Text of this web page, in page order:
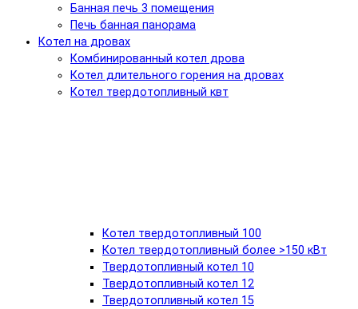
Банная печь 3 помещения
Печь банная панорама
Котел на дровах
Комбинированный котел дрова
Котел длительного горения на дровах
Котел твердотопливный квт
Котел твердотопливный 100
Котел твердотопливный более >150 кВт
Твердотопливный котел 10
Твердотопливный котел 12
Твердотопливный котел 15